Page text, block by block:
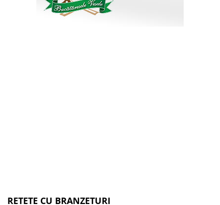
RETETE CU BRANZETURI